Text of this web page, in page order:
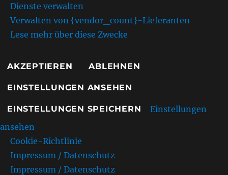
Dienste verwalten
Verwalten von {vendor_count}-Lieferanten
Lese mehr über diese Zwecke
AKZEPTIEREN ABLEHNEN
EINSTELLUNGEN ANSEHEN
EINSTELLUNGEN SPEICHERN
Einstellungen
ansehen
Cookie-Richtlinie
Impressum / Datenschutz
Impressum / Datenschutz